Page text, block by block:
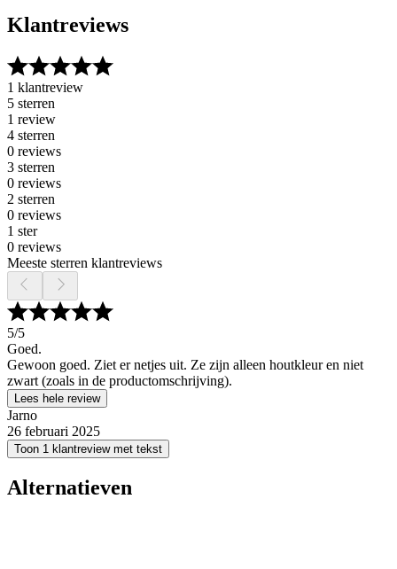
Klantreviews
1 klantreview
5 sterren
1 review
4 sterren
0 reviews
3 sterren
0 reviews
2 sterren
0 reviews
1 ster
0 reviews
Meeste sterren klantreviews
5/5
Goed.
Gewoon goed. Ziet er netjes uit. Ze zijn alleen houtkleur en niet
zwart (zoals in de productomschrijving).
Lees hele review
Jarno
26 februari 2025
Toon 1 klantreview met tekst
Alternatieven